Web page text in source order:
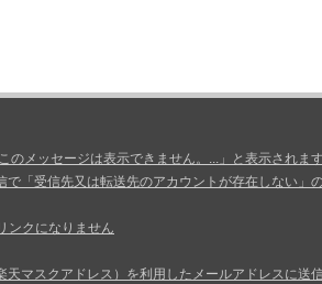
のメッセージは表示できません。...」と表示されます
で「受信先又は転送先のアカウントが存在しない」
ンクになりません
天マスクアドレス）を利用したメールアドレスに送